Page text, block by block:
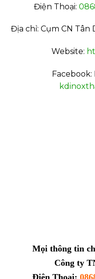
Điện Thoại:
Địa chỉ: Cụm CN Tân
Website:
Facebook:
Mọi thông tin
Công ty
Điện Thoại: